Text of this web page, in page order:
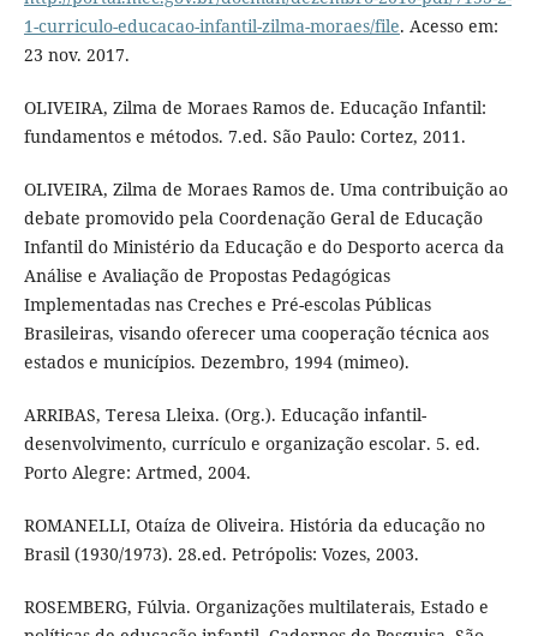
1-curriculo-educacao-infantil-zilma-moraes/file. Acesso em:
23 nov. 2017.
OLIVEIRA, Zilma de Moraes Ramos de. Educação Infantil:
fundamentos e métodos. 7.ed. São Paulo: Cortez, 2011.
OLIVEIRA, Zilma de Moraes Ramos de. Uma contribuição ao
debate promovido pela Coordenação Geral de Educação
Infantil do Ministério da Educação e do Desporto acerca da
Análise e Avaliação de Propostas Pedagógicas
Implementadas nas Creches e Pré-escolas Públicas
Brasileiras, visando oferecer uma cooperação técnica aos
estados e municípios. Dezembro, 1994 (mimeo).
ARRIBAS, Teresa Lleixa. (Org.). Educação infantil-
desenvolvimento, currículo e organização escolar. 5. ed.
Porto Alegre: Artmed, 2004.
ROMANELLI, Otaíza de Oliveira. História da educação no
Brasil (1930/1973). 28.ed. Petrópolis: Vozes, 2003.
ROSEMBERG, Fúlvia. Organizações multilaterais, Estado e